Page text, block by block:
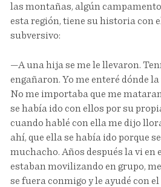
las montañas, algún
esta región, tiene su historia con
subversivo:
—A una hija se me le llevaron.
engañaron. Yo me enteré dónde
No me importaba que me
se había ido con ellos por su
cuando hablé con ella me dijo
ahí, que ella se había ido porque
muchacho. Años después la vi en
estaban movilizando en grupo,
se fuera conmigo y le ayudé con